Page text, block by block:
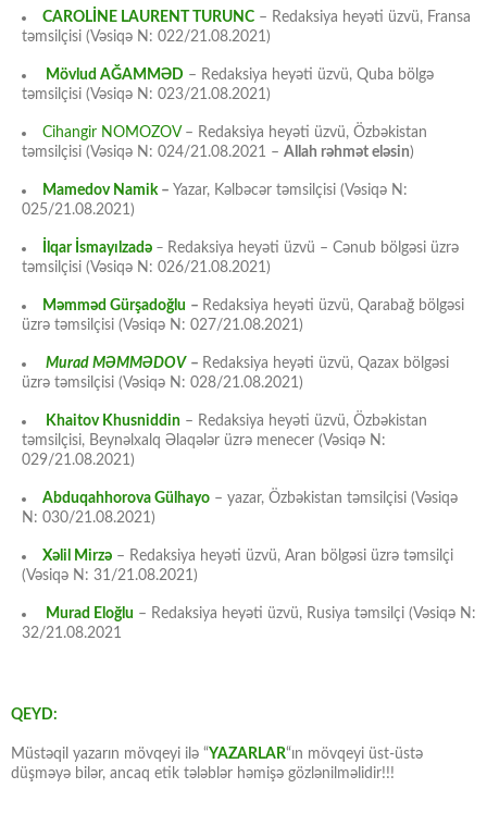
CAROLİNE LAURENT TURUNC – Redaksiya heyəti üzvü, Fransa
təmsilçisi (Vəsiqə N: 022/21.08.2021)
Mövlud AĞAMMƏD – Redaksiya heyəti üzvü, Quba bölgə
təmsilçisi (Vəsiqə N: 023/21.08.2021)
Cihangir NOMOZOV– Redaksiya heyəti üzvü, Özbəkistan
təmsilçisi (Vəsiqə N: 024/21.08.2021 – Allah rəhmət eləsin)
Mamedov Namik– Yazar, Kəlbəcər təmsilçisi (Vəsiqə N:
025/21.08.2021)
İlqar İsmayılzadə – Redaksiya heyəti üzvü – Cənub bölgəsi üzrə
təmsilçisi (Vəsiqə N: 026/21.08.2021)
Məmməd Gürşadoğlu – Redaksiya heyəti üzvü, Qarabağ bölgəsi
üzrə təmsilçisi (Vəsiqə N: 027/21.08.2021)
Murad MƏMMƏDOV – Redaksiya heyəti üzvü, Qazax bölgəsi
üzrə təmsilçisi (Vəsiqə N: 028/21.08.2021)
Khaitov Khusniddin – Redaksiya heyəti üzvü, Özbəkistan
təmsilçisi, Beynəlxalq Əlaqələr üzrə menecer (Vəsiqə N:
029/21.08.2021)
Abduqahhorova Gülhayo – yazar, Özbəkistan təmsilçisi (Vəsiqə
N: 030/21.08.2021)
Xəlil Mirzə – Redaksiya heyəti üzvü, Aran bölgəsi üzrə təmsilçi
(Vəsiqə N: 31/21.08.2021)
Murad Eloğlu – Redaksiya heyəti üzvü, Rusiya təmsilçi (Vəsiqə N:
32/21.08.2021
QEYD:
Müstəqil yazarın mövqeyi ilə “YAZARLAR“ın mövqeyi üst-üstə
düşməyə bilər, ancaq etik tələblər həmişə gözlənilməlidir!!!